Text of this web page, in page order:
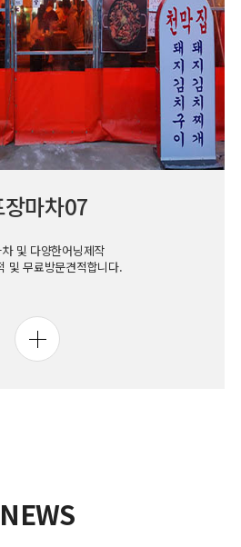
장마차07
및 다양한어닝제작
및 무료방문견적합니다.
NEWS